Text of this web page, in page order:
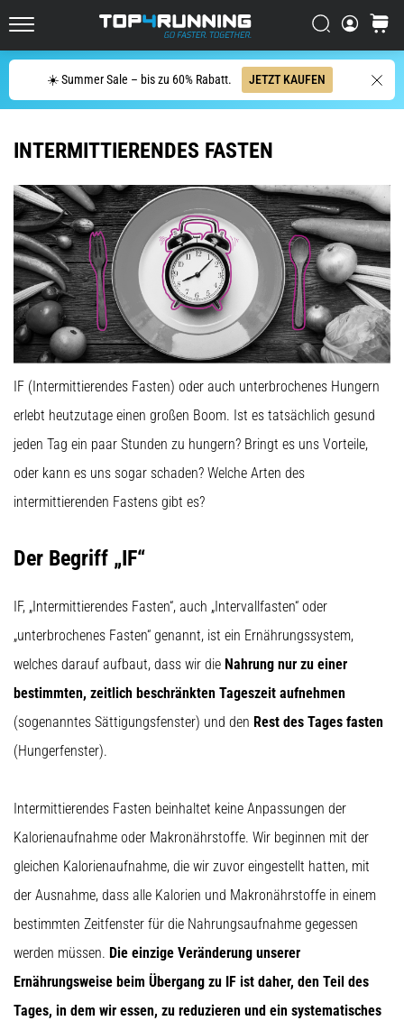
☀️ Summer Sale – bis zu 60% Rabatt. JETZT KAUFEN
Suchen
tut
aber
lohnt
Welche
Vorteile
bietet
es,
…
7. 8. 2026
•
Lesedauer 6 min
Shuttle-
Run
und
Beep-
Was
steckt
dahinter?
Praxis
der
Run
Schnelligkeit,
und
Richtungswechsel.
Wie
wird
korrekt
wo…
6. 8. 2026
Lesedauer 7 min
Läuferknie:
Ursachen,
Behandlung
INTERMITTIERENDES FASTEN
IF (Intermittierendes Fasten) oder auch unterbrochenes Hungern
erlebt heutzutage einen großen Boom. Ist es tatsächlich gesund
jeden Tag ein paar Stunden zu hungern? Bringt es uns Vorteile,
oder kann es uns sogar schaden? Welche Arten des
intermittierenden Fastens gibt es?
Der Begriff „IF“
IF, „Intermittierendes Fasten“, auch „Intervallfasten“ oder
„unterbrochenes Fasten“ genannt, ist ein Ernährungssystem,
welches darauf aufbaut, dass wir die Nahrung nur zu einer
bestimmten, zeitlich beschränkten Tageszeit aufnehmen
(sogenanntes Sättigungsfenster) und den Rest des Tages fasten
(Hungerfenster).
Intermittierendes Fasten beinhaltet keine Anpassungen der
Kalorienaufnahme oder Makronährstoffe. Wir beginnen mit der
gleichen Kalorienaufnahme, die wir zuvor eingestellt hatten, mit
der Ausnahme, dass alle Kalorien und Makronährstoffe in einem
bestimmten Zeitfenster für die Nahrungsaufnahme gegessen
werden müssen. Die einzige Veränderung unserer
Ernährungsweise beim Übergang zu IF ist daher, den Teil des
Tages, in dem wir essen, zu reduzieren und ein systematisches